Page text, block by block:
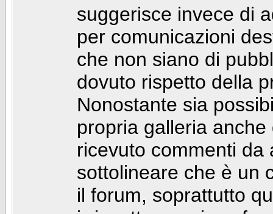
suggerisce invece di
per comunicazioni
che non siano di
dovuto rispetto della
Nonostante sia
propria galleria
ricevuto commenti da
sottolineare che è un
il forum, soprattutto